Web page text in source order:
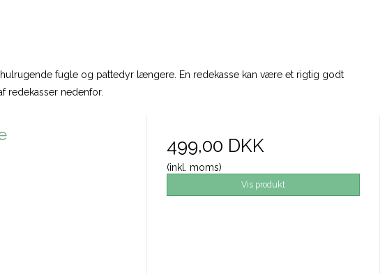
fugle og pattedyr længere. En redekasse kan være et rigtig godt
redekasser nedenfor.
499,00 DKK
(inkl. moms)
Vis produkt